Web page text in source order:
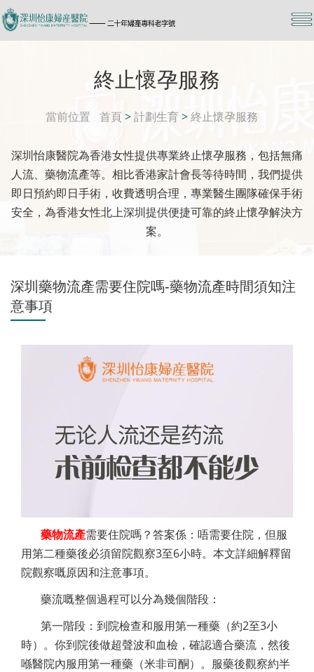
終止懷孕服務
當前位置 首頁 >計劃生育>終止懷孕服務
深圳怡康醫院為香港女性提供專業終止懷孕服務，包括無痛
人流、藥物流產等。相比香港家計會長等待時間，我們提供
即日預約即日手術，收費透明合理，專業醫生團隊確保手術
安全，為香港女性北上深圳提供便捷可靠的終止懷孕解決方
案。
深圳藥物流產需要住院嗎-藥物流產時間須知注
意事項
藥物流產需要住院嗎？答案係：唔需要住院，但服
用第二種藥後必須留院觀察3至6小時。本文詳細解釋留
院觀察嘅原因和注意事項。
藥流嘅整個過程可以分為幾個階段：
第一階段：到院檢查和服用第一種藥（約2至3小
時）。你到院後做超聲波和血檢，確認適合藥流，然後
喺醫院內服用第一種藥（米非司酮）。服藥後觀察約半